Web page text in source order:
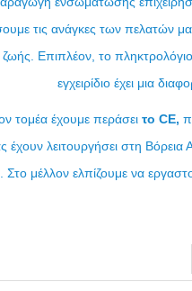
τις ανάγκες των πελατών
ζωής. Επιπλέον, το
εγχειρίδιο έχει μια
τομέα έχουμε περάσει το CE,
έχουν λειτουργήσει στη
Στο μέλλον ελπίζουμε να